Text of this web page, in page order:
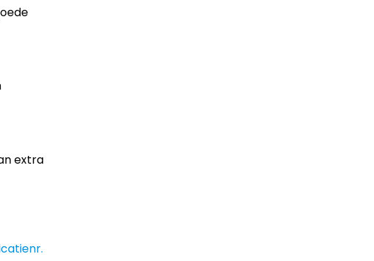
extra